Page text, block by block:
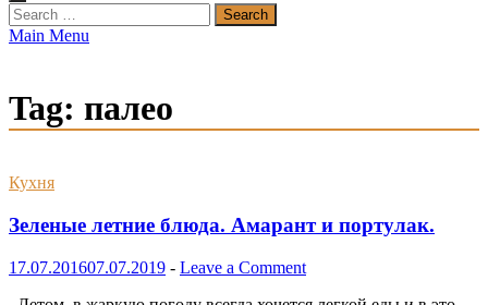
Search
for:
Main Menu
Tag: палео
Кухня
Зеленые летние блюда. Амарант и портулак.
17.07.201607.07.2019 - Leave a Comment